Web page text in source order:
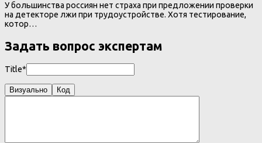
У большинства россиян нет страха при предложении проверки
на детекторе лжи при трудоустройстве. Хотя тестирование,
котор…
Задать вопрос экспертам
Title*
Визуально Код